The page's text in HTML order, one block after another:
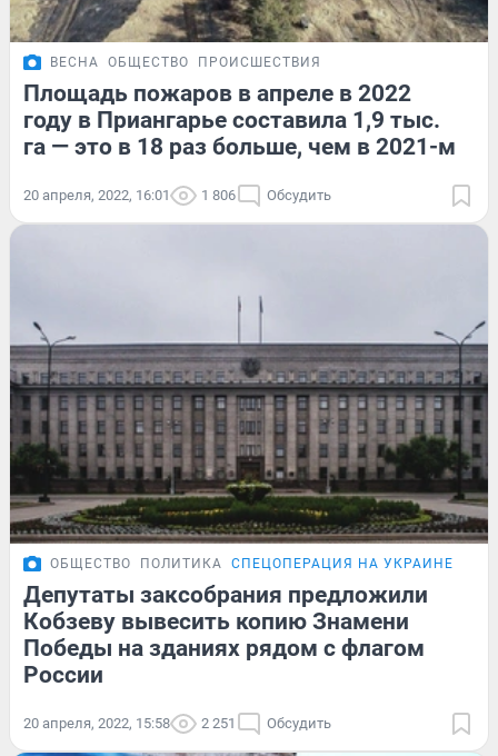
ВЕСНА ОБЩЕСТВО ПРОИСШЕСТВИЯ
Площадь пожаров в апреле в 2022
году в Приангарье составила 1,9 тыс.
га — это в 18 раз больше, чем в 2021-м
20 апреля, 2022, 16:01 1 806 Обсудить
ОБЩЕСТВО ПОЛИТИКА СПЕЦОПЕРАЦИЯ НА УКРАИНЕ
Депутаты заксобрания предложили
Кобзеву вывесить копию Знамени
Победы на зданиях рядом с флагом
России
20 апреля, 2022, 15:58 2 251 Обсудить